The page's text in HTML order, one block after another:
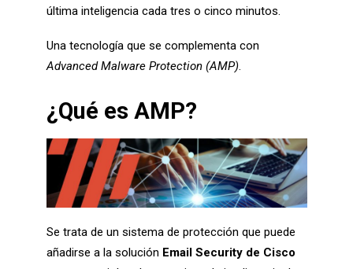
última inteligencia cada tres o cinco minutos.
Una tecnología que se complementa con
Advanced Malware Protection (AMP).
¿Qué es AMP?
Se trata de un sistema de protección que puede
añadirse a la solución Email Security de Cisco